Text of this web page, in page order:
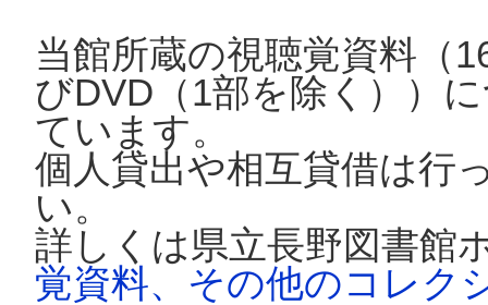
当館所蔵の視聴覚資料（
びDVD（1部を除く））
ています。
個人貸出や相互貸借は行
い。
詳しくは県立長野図書館
覚資料、その他のコレク